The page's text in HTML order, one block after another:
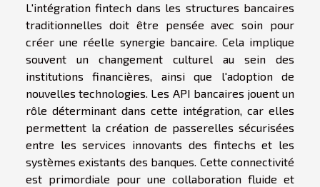
L'intégration fintech dans les structures bancaires
traditionnelles doit être pensée avec soin pour
créer une réelle synergie bancaire. Cela implique
souvent un changement culturel au sein des
institutions financières, ainsi que l'adoption de
nouvelles technologies. Les API bancaires jouent un
rôle déterminant dans cette intégration, car elles
permettent la création de passerelles sécurisées
entre les services innovants des fintechs et les
systèmes existants des banques. Cette connectivité
est primordiale pour une collaboration fluide et